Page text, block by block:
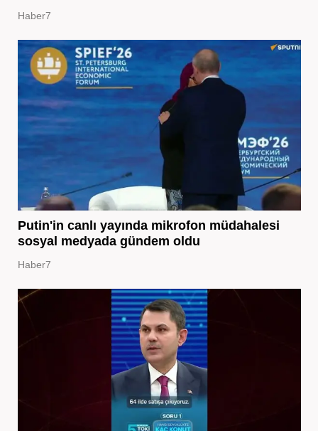
Haber7
Putin'in canlı yayında mikrofon müdahalesi
sosyal medyada gündem oldu
Haber7